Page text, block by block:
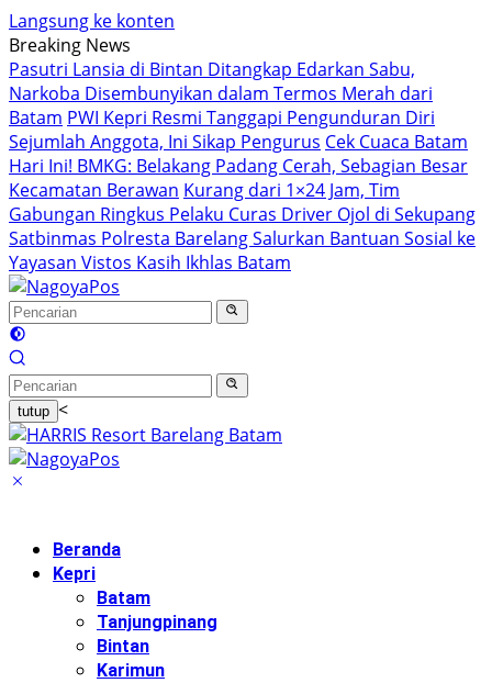
Langsung ke konten
Breaking News
Pasutri Lansia di Bintan Ditangkap Edarkan Sabu,
Narkoba Disembunyikan dalam Termos Merah dari
Batam PWI Kepri Resmi Tanggapi Pengunduran Diri
Sejumlah Anggota, Ini Sikap Pengurus Cek Cuaca Batam
Hari Ini! BMKG: Belakang Padang Cerah, Sebagian Besar
Kecamatan Berawan Kurang dari 1×24 Jam, Tim
Gabungan Ringkus Pelaku Curas Driver Ojol di Sekupang
Satbinmas Polresta Barelang Salurkan Bantuan Sosial ke
Yayasan Vistos Kasih Ikhlas Batam
tutup <
Beranda
Kepri
Batam
Tanjungpinang
Bintan
Karimun